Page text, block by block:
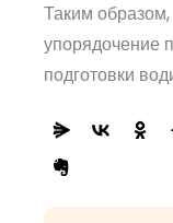
Таким
упорядочение
подготовки